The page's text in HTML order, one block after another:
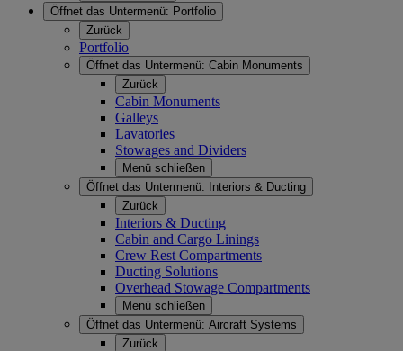
Öffnet das Untermenü: Portfolio
Zurück
Portfolio
Öffnet das Untermenü: Cabin Monuments
Zurück
Cabin Monuments
Galleys
Lavatories
Stowages and Dividers
Menü schließen
Öffnet das Untermenü:
Interiors & Ducting
Zurück
Interiors & Ducting
Cabin and Cargo Linings
Crew Rest Compartments
Ducting Solutions
Overhead Stowage Compartments
Menü schließen
Öffnet das Untermenü: Aircraft Systems
Zurück